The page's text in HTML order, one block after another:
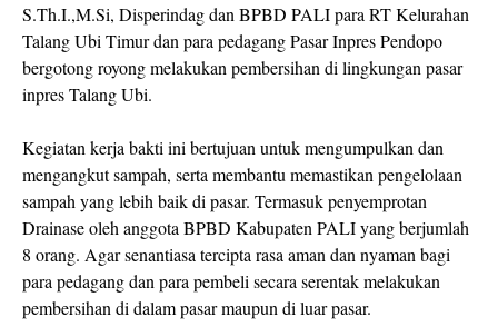
S.Th.I.,M.Si, Disperindag dan BPBD PALI para RT Kelurahan
Talang Ubi Timur dan para pedagang Pasar Inpres Pendopo
bergotong royong melakukan pembersihan di lingkungan pasar
inpres Talang Ubi.
Kegiatan kerja bakti ini bertujuan untuk mengumpulkan dan
mengangkut sampah, serta membantu memastikan pengelolaan
sampah yang lebih baik di pasar. Termasuk penyemprotan
Drainase oleh anggota BPBD Kabupaten PALI yang berjumlah
8 orang. Agar senantiasa tercipta rasa aman dan nyaman bagi
para pedagang dan para pembeli secara serentak melakukan
pembersihan di dalam pasar maupun di luar pasar.